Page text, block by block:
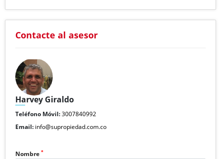
Contacte al asesor
Harvey Giraldo
Teléfono Móvil:3007840992
Email: info@supropiedad.com.co
Nombre *